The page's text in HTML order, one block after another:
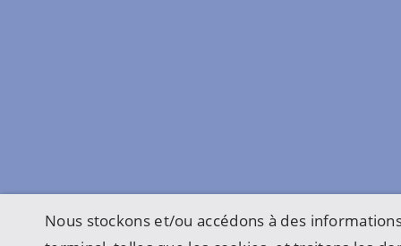
Nous stockons et/ou accédons à des